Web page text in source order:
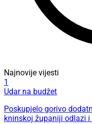
Najnovije vijesti
1
Udar na budžet
Poskupjelo gorivo
kninskoj županiji odlazi